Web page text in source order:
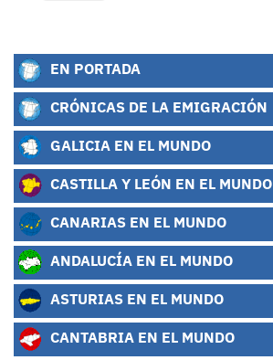
EN PORTADA
CRÓNICAS DE LA EMIGRACIÓN
GALICIA EN EL MUNDO
CASTILLA Y LEÓN EN EL MUNDO
CANARIAS EN EL MUNDO
ANDALUCÍA EN EL MUNDO
ASTURIAS EN EL MUNDO
CANTABRIA EN EL MUNDO